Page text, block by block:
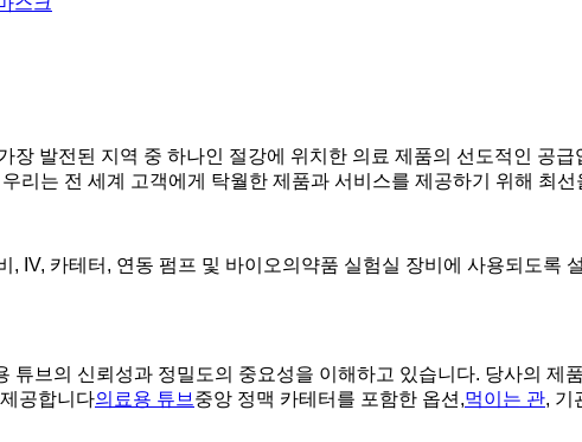
장 발전된 지역 중 하나인 절강에 위치한 의료 제품의 선도적인 공
리는 전 세계 고객에게 탁월한 제품과 서비스를 제공하기 위해 최
IV, 카테터, 연동 펌프 및 바이오의약품 실험실 장비에 사용되도록
튜브의 신뢰성과 정밀도의 중요성을 이해하고 있습니다. 당사의 제
공합니다의료용 튜브중앙 정맥 카테터를 포함한 옵션,먹이는 관, 기